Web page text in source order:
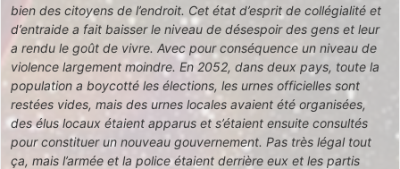
bien des citoyens de l’endroit. Cet état d’esprit de collégialité et
d’entraide a fait baisser le niveau de désespoir des gens et leur
a rendu le goût de vivre. Avec pour conséquence un niveau de
violence largement moindre. En 2052, dans deux pays, toute la
population a boycotté les élections, les urnes officielles sont
restées vides, mais des urnes locales avaient été organisées,
des élus locaux étaient apparus et s’étaient ensuite consultés
pour constituer un nouveau gouvernement. Pas très légal tout
ça, mais l’armée et la police étaient derrière eux et les partis